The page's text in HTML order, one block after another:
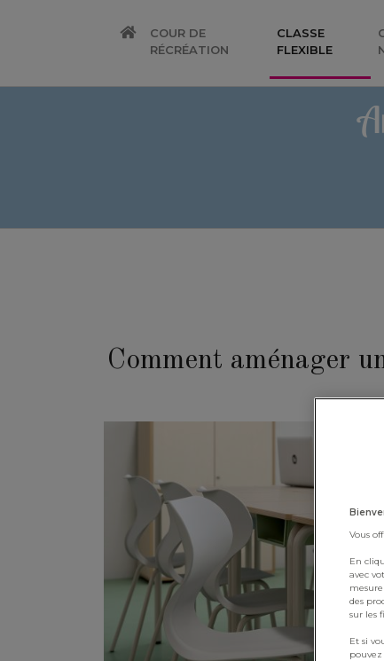
COUR DE
RÉCRÉATION
CLASSE
FLEXIBLE
Comment aménager
Vous
En
avec
des
sur les
Et si